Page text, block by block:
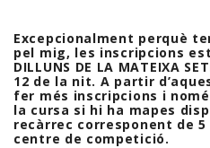
Excepcionalment perquè
pel mig, les inscripcions
DILLUNS DE LA MATEIXA
12 de la nit. A partir
fer més inscripcions i
la cursa si hi ha mapes
recàrrec corresponent de
centre de competició.